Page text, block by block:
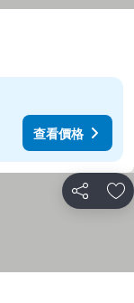
查看價格
分享 加